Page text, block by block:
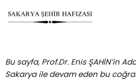
Bu sayfa, Prof.Dr. Enis ŞAHİN’in
Sakarya ile devam eden bu